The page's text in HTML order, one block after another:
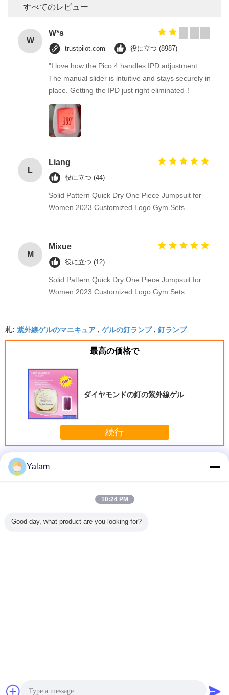
すべてのレビュー
W
W*s
trustpilot.com 役に立つ (8987)
"I love how the Pico 4 handles IPD adjustment.
The manual slider is intuitive and stays securely in
place. Getting the IPD just right eliminated！
L
Liang
役に立つ (44)
Solid Pattern Quick Dry One Piece Jumpsuit for
Women 2023 Customized Logo Gym Sets
M
Mixue
役に立つ (12)
Solid Pattern Quick Dry One Piece Jumpsuit for
Women 2023 Customized Logo Gym Sets
札: 紫外線ゲルのマニキュア , ゲルの釘ランプ, 釘ランプ
最高の価格で
ダイヤモンドの釘の紫外線ゲル
続行
多く釘の紫外線ゲル
釘の芸
Eco - friendly
Healthy Soak - off
1 Step Gel Sock
Off Gel Nail
Yalam
10:24 PM
Good day, what product are you looking for?